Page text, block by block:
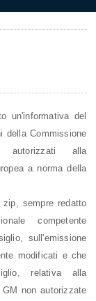
un'informativa del
della Commissione
alla
a norma della
sempre redatto
competente
sull'emissione
modificati e che
relativa alla
non autorizzate